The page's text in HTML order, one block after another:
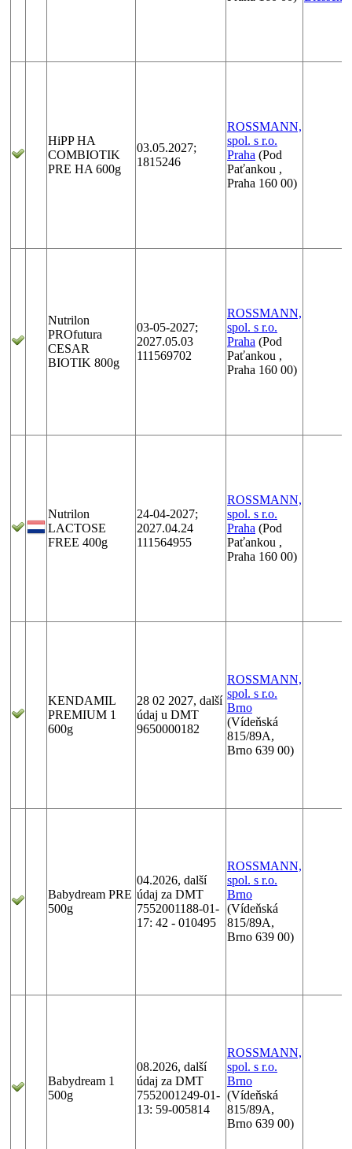
HiPP HA
COMBIOTIK
PRE HA 600g
03.05.2027;
1815246
ROSSMANN,
spol. s r.o.
Praha (Pod
Paťankou ,
Praha 160 00)
Nutrilon
PROfutura
CESAR
BIOTIK 800g
03-05-2027;
2027.05.03
111569702
ROSSMANN,
spol. s r.o.
Praha (Pod
Paťankou ,
Praha 160 00)
Nutrilon
LACTOSE
FREE 400g
24-04-2027;
2027.04.24
111564955
ROSSMANN,
spol. s r.o.
Praha (Pod
Paťankou ,
Praha 160 00)
KENDAMIL
PREMIUM 1
600g
28 02 2027, další
údaj u DMT
9650000182
ROSSMANN,
spol. s r.o.
Brno
(Vídeňská
815/89A,
Brno 639 00)
Babydream PRE
500g
04.2026, další
údaj za DMT
7552001188-01-
17: 42 - 010495
ROSSMANN,
spol. s r.o.
Brno
(Vídeňská
815/89A,
Brno 639 00)
Babydream 1
500g
08.2026, další
údaj za DMT
7552001249-01-
13: 59-005814
ROSSMANN,
spol. s r.o.
Brno
(Vídeňská
815/89A,
Brno 639 00)